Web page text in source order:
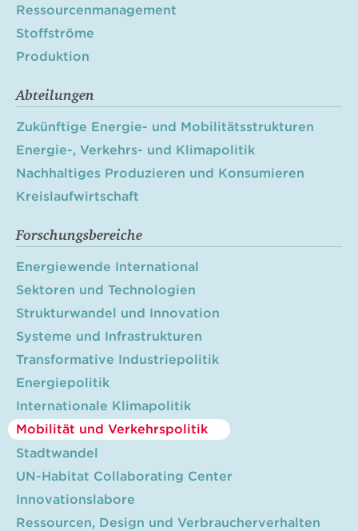
Ressourcenmanagement
Stoffströme
Produktion
Abteilungen
Zukünftige Energie- und Mobilitätsstrukturen
Energie-, Verkehrs- und Klimapolitik
Nachhaltiges Produzieren und Konsumieren
Kreislaufwirtschaft
Forschungsbereiche
Energiewende International
Sektoren und Technologien
Strukturwandel und Innovation
Systeme und Infrastrukturen
Transformative Industriepolitik
Energiepolitik
Internationale Klimapolitik
Mobilität und Verkehrspolitik
Stadtwandel
UN-Habitat Collaborating Center
Innovationslabore
Ressourcen, Design und Verbraucherverhalten